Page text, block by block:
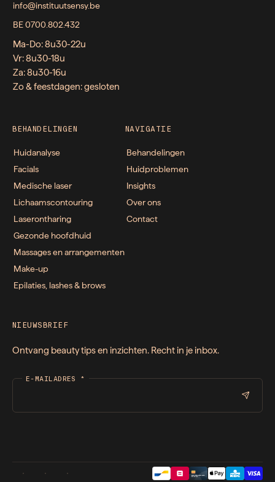
info@instituutsensy.be
BE 0700.802.432
Ma-Do: 8u30-22u
Vr: 8u30-18u
Za: 8u30-16u
Zo & feestdagen: gesloten
BEHANDELINGEN
Huidanalyse
Facials
Medische laser
Lichaamscontouring
Laserontharing
Gezonde hoofdhuid
Massages en arrangementen
Make-up
Epilaties, lashes & brows
NAVIGATIE
Behandelingen
Huidproblemen
Insights
Over ons
Contact
NIEUWSBRIEF
Ontvang beauty tips en inzichten. Recht in je inbox.
E-MAILADRES *